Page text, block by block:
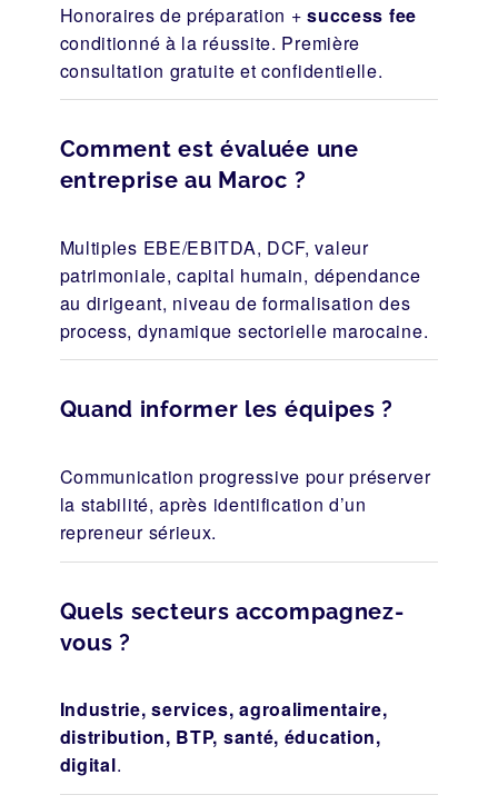
Honoraires de préparation +success fee
conditionné à la réussite. Première
consultation gratuite et confidentielle.
Comment est évaluée une
entreprise au Maroc ?
Multiples EBE/EBITDA, DCF, valeur
patrimoniale, capital humain, dépendance
au dirigeant, niveau de formalisation des
process, dynamique sectorielle marocaine.
Quand informer les équipes ?
Communication progressive pour préserver
la stabilité, après identification d’un
repreneur sérieux.
Quels secteurs accompagnez-
vous ?
Industrie, services, agroalimentaire,
distribution, BTP, santé, éducation,
digital.